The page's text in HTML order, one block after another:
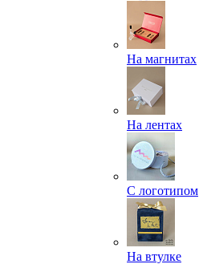
На магнитах
На лентах
С логотипом
На втулке